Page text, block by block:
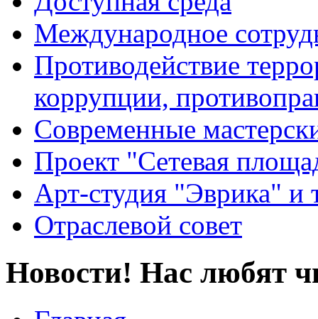
Международное
Противодействие
коррупции,
Современные
Проект "Сетевая
Арт-студия "Эврика" и
Отраслевой совет
Новости! Нас любят